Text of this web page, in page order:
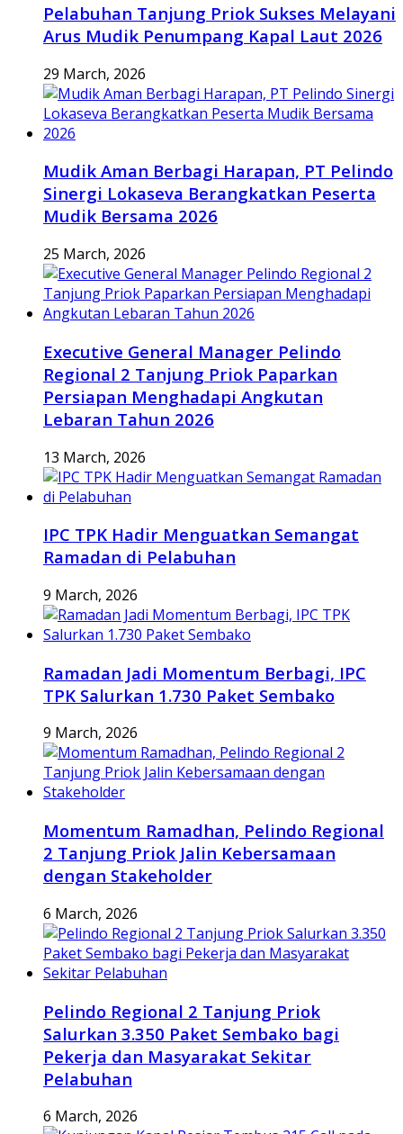
Pelabuhan Tanjung Priok Sukses Melayani
Arus Mudik Penumpang Kapal Laut 2026
29 March, 2026
Mudik Aman Berbagi Harapan, PT Pelindo
Sinergi Lokaseva Berangkatkan Peserta
Mudik Bersama 2026
25 March, 2026
Executive General Manager Pelindo
Regional 2 Tanjung Priok Paparkan
Persiapan Menghadapi Angkutan
Lebaran Tahun 2026
13 March, 2026
IPC TPK Hadir Menguatkan Semangat
Ramadan di Pelabuhan
9 March, 2026
Ramadan Jadi Momentum Berbagi, IPC
TPK Salurkan 1.730 Paket Sembako
9 March, 2026
Momentum Ramadhan, Pelindo Regional
2 Tanjung Priok Jalin Kebersamaan
dengan Stakeholder
6 March, 2026
Pelindo Regional 2 Tanjung Priok
Salurkan 3.350 Paket Sembako bagi
Pekerja dan Masyarakat Sekitar
Pelabuhan
6 March, 2026